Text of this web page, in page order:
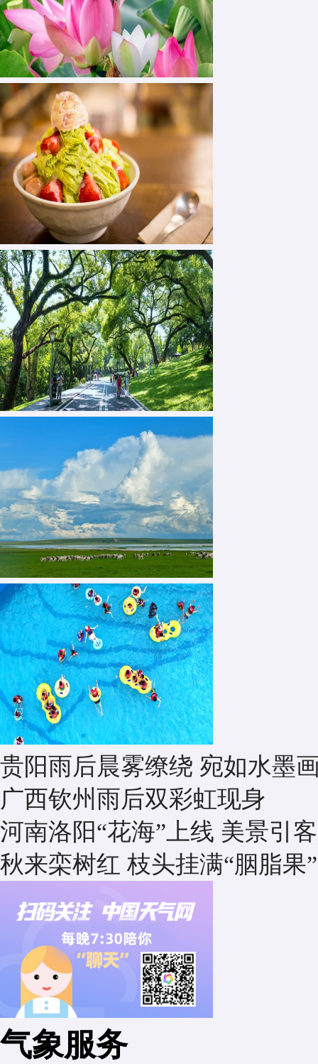
贵阳雨后晨雾缭绕 宛如水墨
广西钦州雨后双彩虹现身
河南洛阳“花海”上线 美景引
秋来栾树红 枝头挂满“胭脂果”
气象服务